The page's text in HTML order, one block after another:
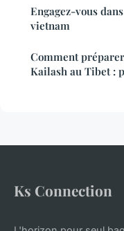
Engagez-vous
vietnam
Comment
Kailash au Tibet :
Ks Connection